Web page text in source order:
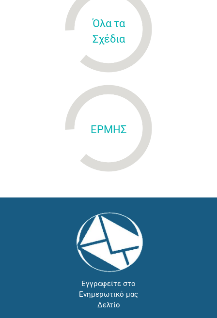
Όλα τα
Σχέδια
ΕΡΜΗΣ
Εγγραφείτε στο
Ενημερωτικό μας
Δελτίο